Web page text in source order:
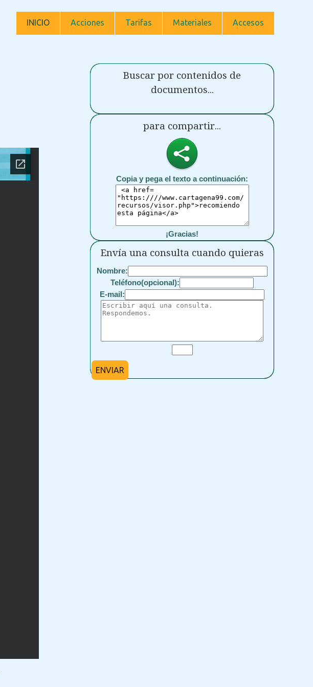
INICIO Acciones Tarifas Materiales Accesos
Buscar por contenidos de
documentos...
para compartir...
Copia y pega el texto a continuación:
¡Gracias!
Envía una consulta cuando quieras
Nombre:
Teléfono(opcional):
E-mail:
ENVIAR